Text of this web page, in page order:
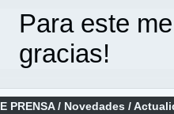
Para este
gracias!
PRENSA/ Novedades /